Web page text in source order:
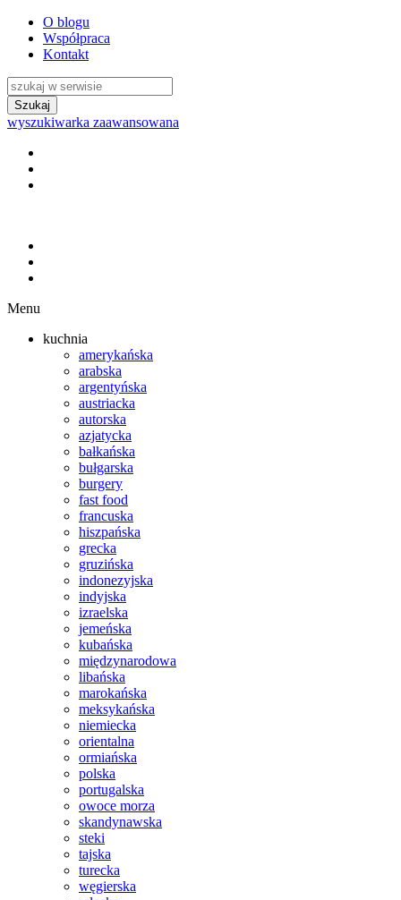
O blogu
Współpraca
Kontakt
wyszukiwarka zaawansowana
Menu
kuchnia
amerykańska
arabska
argentyńska
austriacka
autorska
azjatycka
bałkańska
bułgarska
burgery
fast food
francuska
hiszpańska
grecka
gruzińska
indonezyjska
indyjska
izraelska
jemeńska
kubańska
międzynarodowa
libańska
marokańska
meksykańska
niemiecka
orientalna
ormiańska
polska
portugalska
owoce morza
skandynawska
steki
tajska
turecka
węgierska